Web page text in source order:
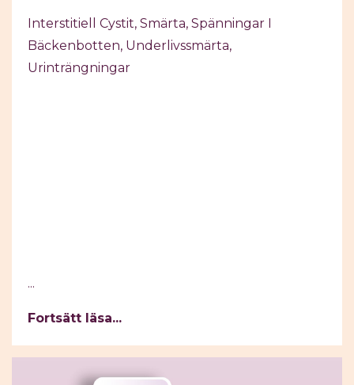
Interstitiell Cystit Smärta Spänningar I
Bäckenbotten Underlivssmärta
Urinträngningar
...
Fortsätt läsa...